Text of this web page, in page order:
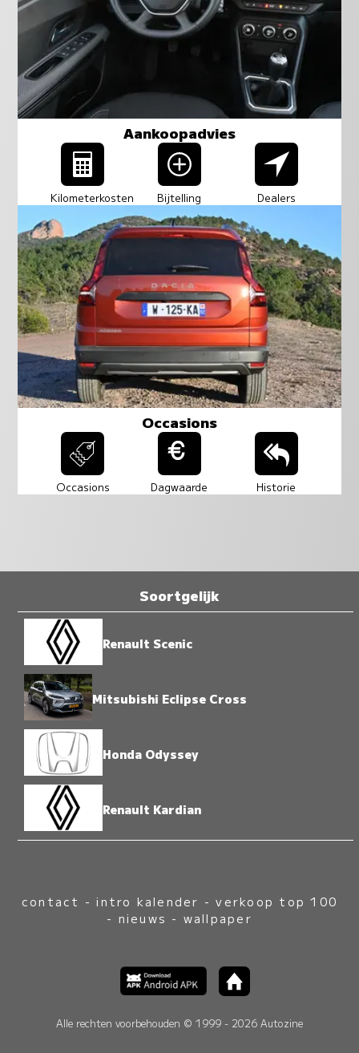
Aankoopadvies
Kilometerkosten Bijtelling Dealers
Occasions
Occasions Dagwaarde Historie
Soortgelijk
Renault Scenic
Mitsubishi Eclipse Cross
Honda Odyssey
Renault Kardian
contact -intro kalender -verkoop top 100
- nieuws - wallpaper
Alle rechten voorbehouden © 1999 - 2026 Autozine